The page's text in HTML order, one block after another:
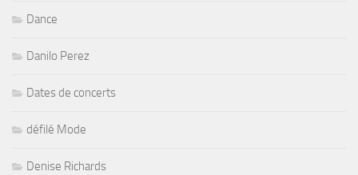
Dance
Danilo Perez
Dates de concerts
défilé Mode
Denise Richards